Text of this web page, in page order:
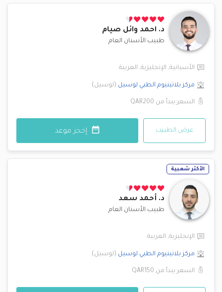
د. احمد وائل صيام
طبيب الأسنان العام
الأسبانية, الإنجليزية, العربية
مركز بلاتينيوم الطبي لوسيل (لوسيل)
السعر يبدأ من QAR200
عرض الطبيب إحجز موعد
الأكثر شعبية
د. أحمد سعد
طبيب الأسنان العام
الإنجليزية, العربية
مركز بلاتينيوم الطبي لوسيل (لوسيل)
السعر يبدأ من QAR150